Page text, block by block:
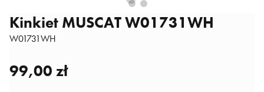
Kinkiet MUSCAT W01731WH
W01731WH
99,00 zł